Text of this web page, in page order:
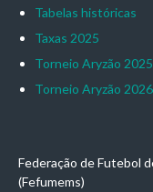
Tabelas históricas
Taxas 2025
Torneio Aryzão 2025
Torneio Aryzão 2026
Federação de Futebol
(Fefumems)